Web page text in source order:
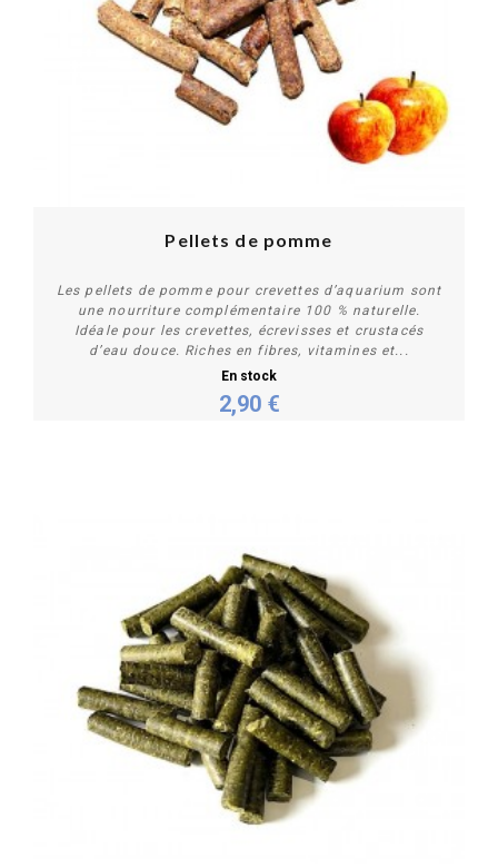
Personnaliser
Pellets de pomme
Les pellets de pomme pour crevettes d’aquarium sont
une nourriture complémentaire 100 % naturelle.
Idéale pour les crevettes, écrevisses et crustacés
d’eau douce. Riches en fibres, vitamines et...
En stock
2,90 €